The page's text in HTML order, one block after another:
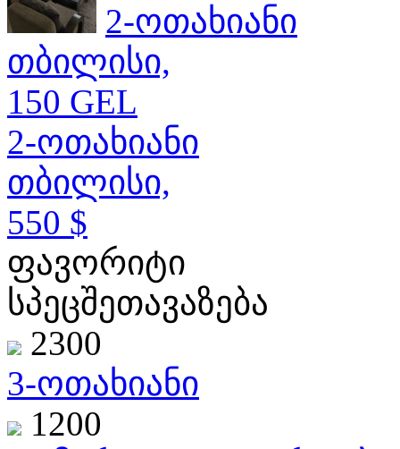
2-ოთახიანი
თბილისი,
150 GEL
2-ოთახიანი
თბილისი,
550 $
ფავორიტი
სპეცშეთავაზება
2300
3-ოთახიანი
1200